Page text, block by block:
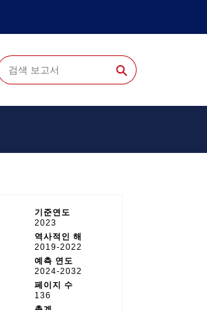
⚲
기준연도
2023
역사적인 해
2019-2022
예측 연도
2024-2032
페이지 수
136